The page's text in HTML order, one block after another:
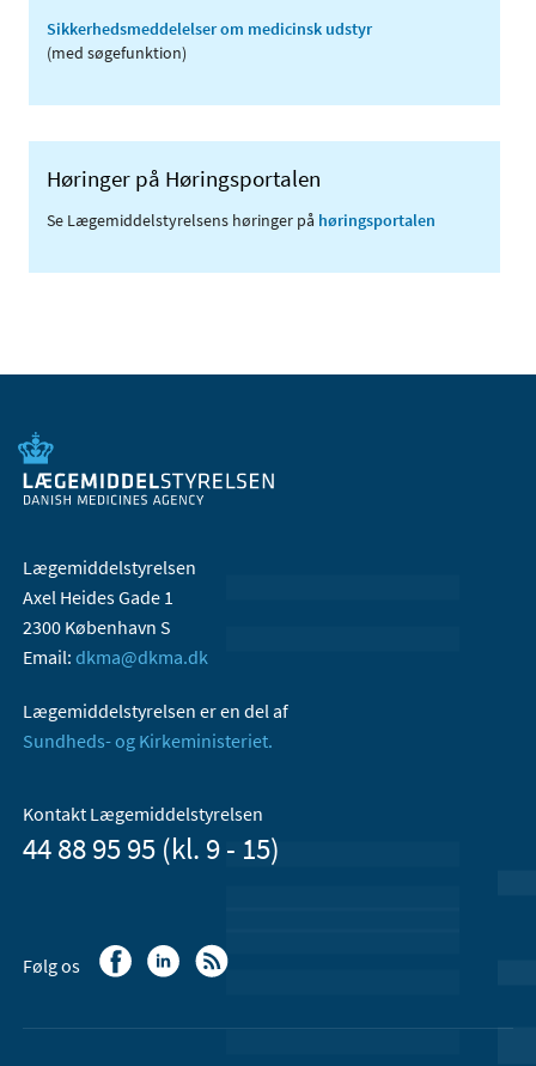
Sikkerhedsmeddelelser om medicinsk udstyr
(med søgefunktion)
Høringer på Høringsportalen
Se Lægemiddelstyrelsens høringer på høringsportalen
Lægemiddelstyrelsen
Axel Heides Gade 1
2300 København S
Email: dkma@dkma.dk
Lægemiddelstyrelsen er en del af
Sundheds- og Kirkeministeriet.
Kontakt Lægemiddelstyrelsen
44 88 95 95 (kl. 9 - 15)
Følg os